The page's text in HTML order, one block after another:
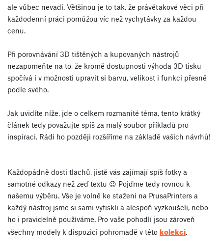
ale vůbec nevadí. Většinou je to tak, že právětakové věci při
každodenní práci pomůžou víc než vychytávky za každou
cenu.
Při porovnávání 3D tištěných a kupovaných nástrojů
nezapomeňte na to, že kromě dostupnosti výhoda 3D tisku
spočívá i v možnosti upravit si barvu, velikost i funkci přesně
podle svého.
Jak uvidíte níže, jde o celkem rozmanité téma, tento krátký
článek tedy považujte spíš za malý soubor příkladů pro
inspiraci. Rádi ho později rozšíříme na základě vašich návrhů!
Každopádně dosti tlachů, jistě vás zajímají spíš fotky a
samotné odkazy než zeď textu 😉 Pojďme tedy rovnou k
našemu výběru. Vše je volně ke stažení na PrusaPrinters a
každý nástroj jsme si sami vytiskli a alespoň vyzkoušeli, nebo
ho i pravidelně používáme. Pro vaše pohodlí jsou zároveň
všechny modely k dispozici pohromadě v této kolekci.